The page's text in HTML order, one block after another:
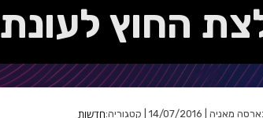
לעונת 2016/17 הוצגה רשמית
07/2016 | קטגוריה: חדשות